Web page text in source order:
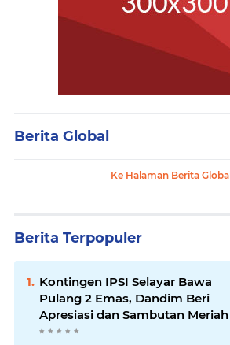
Berita Global
Ke Halaman Berita Global
Berita Terpopuler
Kontingen IPSI Selayar Bawa
Pulang 2 Emas, Dandim Beri
Apresiasi dan Sambutan Meriah